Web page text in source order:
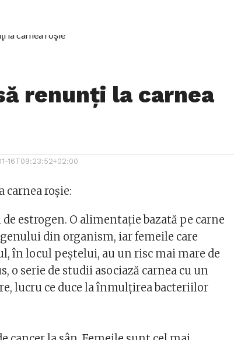
renunţi la carnea
16T09:23:52+02:00
carnea roşie:
estrogen. O alimentaţie bazată pe carne
din organism, iar femeile care
în locul peştelui, au un risc mai mare de
o serie de studii asociază carnea cu un
lucru ce duce la înmulţirea bacteriilor